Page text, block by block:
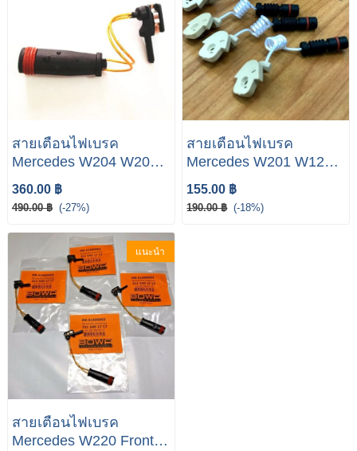
สายเตือนไฟเบรค
Mercedes W204 W207
W212 Front & Rear
Brake Pad Wear Sensor
360.00 ฿
490.00 ฿ (-27%)
สายเตือนไฟเบรค
Mercedes W201 W124
Front & Rear Brake Pad
Wear Sensor
155.00 ฿
190.00 ฿ (-18%)
แนะนำ
สายเตือนไฟเบรค
Mercedes W220 Front &